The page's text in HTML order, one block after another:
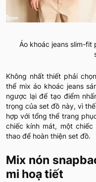
Áo khoác jeans slim-fit
Không nhất thiết phải
thể mix áo khoác jeans
ngược lại để tạo điểm
trọng của set đồ này, vì
hợp với tổng thể trang
chiếc kính mát, một
thao để hoàn thiện set đồ.
Mix nón
mi hoạ tiết